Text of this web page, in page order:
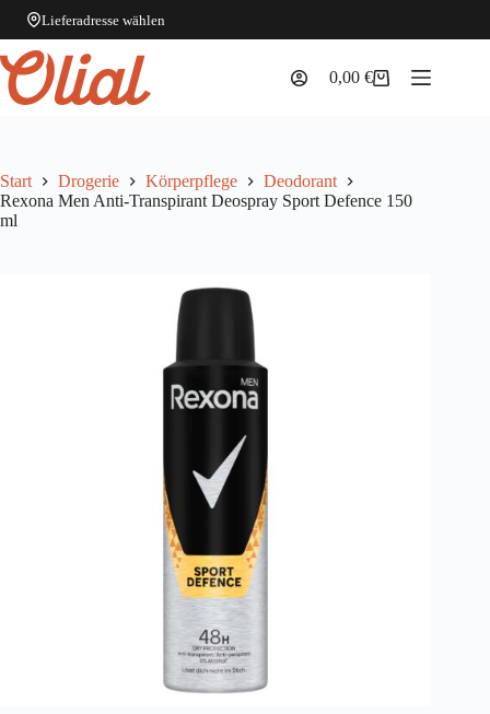
Lieferadresse wählen
Zum
Inhalt
springen
Warenkorb
0,00€
Start Drogerie Körperpflege
Deodorant
Rexona Men Anti-Transpirant Deospray Sport Defence 150
ml